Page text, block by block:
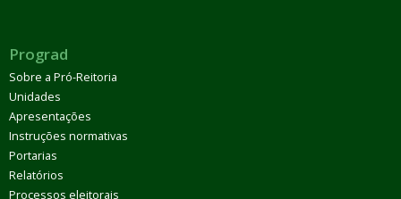
Prograd
Sobre a Pró-Reitoria
Unidades
Apresentações
Instruções normativas
Portarias
Relatórios
Processos eleitorais